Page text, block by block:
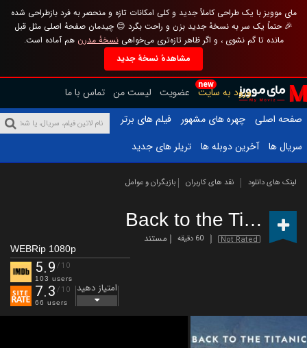
مای موویز با یک طراحی کاملاً جدید و کلی امکانات تازه و منحصر به فرد بازطراحی شده
🎉 حتماً یک سر به نسخهٔ جدید بزن و راحت بگرد 😊 چیدمان صفحهٔ اصلی مثل قبل
مانده تا گم نشوی ، و اگر ظاهر تازه‌تری می‌خواهینسخهٔ مدرن هم آماده است.
مشاهدهٔ نسخهٔ جدید
new
ورود به سایت عضویت لیست من تماس با ما
صفحه اصلی
چهره های مشهور
فیلم های برتر
سریال ها
آخرین دوبله ها تریلر های جدید
لینک های دانلود نقد های کاربران بازیگران و عوامل
Back to the Titanic
Not Rated 60 دقیقه مستند
WEBRip 1080p
5.9 /10
103 users
7.3 /10
66 users
امتیاز دهید